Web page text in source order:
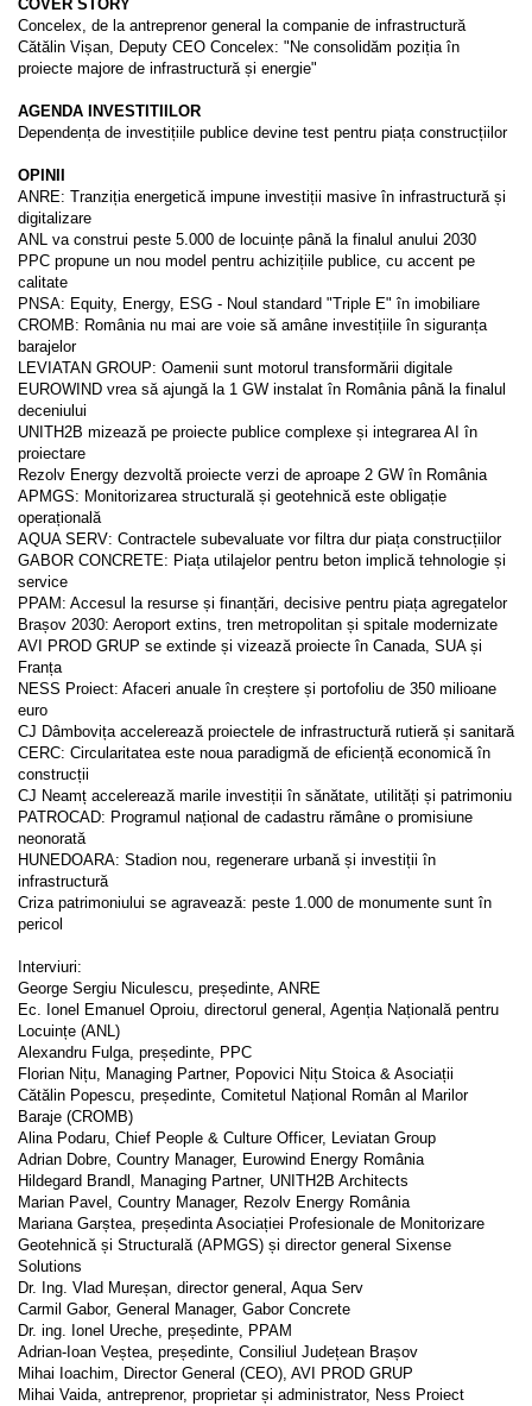
COVER STORY
Concelex, de la antreprenor general la companie de infrastructură
Cătălin Vișan, Deputy CEO Concelex: "Ne consolidăm poziția în
proiecte majore de infrastructură și energie"
AGENDA INVESTITIILOR
Dependența de investițiile publice devine test pentru piața construcțiilor
OPINII
ANRE: Tranziția energetică impune investiții masive în infrastructură și
digitalizare
ANL va construi peste 5.000 de locuințe până la finalul anului 2030
PPC propune un nou model pentru achizițiile publice, cu accent pe
calitate
PNSA: Equity, Energy, ESG - Noul standard "Triple E" în imobiliare
CROMB: România nu mai are voie să amâne investițiile în siguranța
barajelor
LEVIATAN GROUP: Oamenii sunt motorul transformării digitale
EUROWIND vrea să ajungă la 1 GW instalat în România până la finalul
deceniului
UNITH2B mizează pe proiecte publice complexe și integrarea AI în
proiectare
Rezolv Energy dezvoltă proiecte verzi de aproape 2 GW în România
APMGS: Monitorizarea structurală și geotehnică este obligație
operațională
AQUA SERV: Contractele subevaluate vor filtra dur piața construcțiilor
GABOR CONCRETE: Piața utilajelor pentru beton implică tehnologie și
service
PPAM: Accesul la resurse și finanțări, decisive pentru piața agregatelor
Brașov 2030: Aeroport extins, tren metropolitan și spitale modernizate
AVI PROD GRUP se extinde și vizează proiecte în Canada, SUA și
Franța
NESS Proiect: Afaceri anuale în creștere și portofoliu de 350 milioane
euro
CJ Dâmbovița accelerează proiectele de infrastructură rutieră și sanitară
CERC: Circularitatea este noua paradigmă de eficiență economică în
construcții
CJ Neamț accelerează marile investiții în sănătate, utilități și patrimoniu
PATROCAD: Programul național de cadastru rămâne o promisiune
neonorată
HUNEDOARA: Stadion nou, regenerare urbană și investiții în
infrastructură
Criza patrimoniului se agravează: peste 1.000 de monumente sunt în
pericol
Interviuri:
George Sergiu Niculescu, președinte, ANRE
Ec. Ionel Emanuel Oproiu, directorul general, Agenția Națională pentru
Locuințe (ANL)
Alexandru Fulga, președinte, PPC
Florian Nițu, Managing Partner, Popovici Nițu Stoica & Asociații
Cătălin Popescu, președinte, Comitetul Național Român al Marilor
Baraje (CROMB)
Alina Podaru, Chief People & Culture Officer, Leviatan Group
Adrian Dobre, Country Manager, Eurowind Energy România
Hildegard Brandl, Managing Partner, UNITH2B Architects
Marian Pavel, Country Manager, Rezolv Energy România
Mariana Garștea, președinta Asociației Profesionale de Monitorizare
Geotehnică și Structurală (APMGS) și director general Sixense
Solutions
Dr. Ing. Vlad Mureșan, director general, Aqua Serv
Carmil Gabor, General Manager, Gabor Concrete
Dr. ing. Ionel Ureche, președinte, PPAM
Adrian-Ioan Veștea, președinte, Consiliul Județean Brașov
Mihai Ioachim, Director General (CEO), AVI PROD GRUP
Mihai Vaida, antreprenor, proprietar și administrator, Ness Proiect